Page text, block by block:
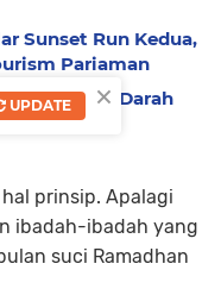
Sunset Run Kedua,
Pariaman
Donor Darah
prinsip. Apalagi
ibadah-ibadah yang
suci Ramadhan
×
UPDATE